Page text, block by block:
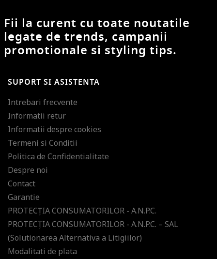
Fii la curent cu toate noutatile
legate de trends, campanii
promotionale si styling tips.
SUPORT SI ASISTENTA
Intrebari frecvente
Informatii retur
Informatii despre cookies
Termeni si Conditii
Politica de Confidentialitate
Despre noi
Contact
Garantie
PROTECŢIA CONSUMATORILOR - A.N.P.C.
PROTECŢIA CONSUMATORILOR - A.N.P.C. – SAL
(Solutionarea Alternativa a Litigiilor)
Modalitati de plata